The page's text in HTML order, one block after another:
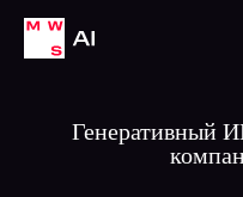
Генеративный